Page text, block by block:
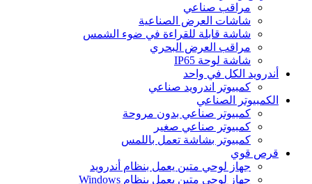
مراقب صناعي
شاشات العرض الصناعية
شاشة قابلة للقراءة في ضوء الشمس
مراقب العرض البحري
شاشة لوحة IP65
أندرويد الكل في واحد
كمبيوتر اندرويد صناعي
الكمبيوتر الصناعي
كمبيوتر صناعي بدون مروحة
كمبيوتر صناعي صغير
كمبيوتر بشاشة تعمل باللمس
قرص قوي
جهاز لوحي متين يعمل بنظام أندرويد
جهاز لوحي متين يعمل بنظام Windows